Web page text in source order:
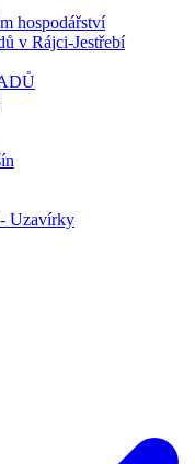
hospodářství
v Rájci-Jestřebí
Uzavírky